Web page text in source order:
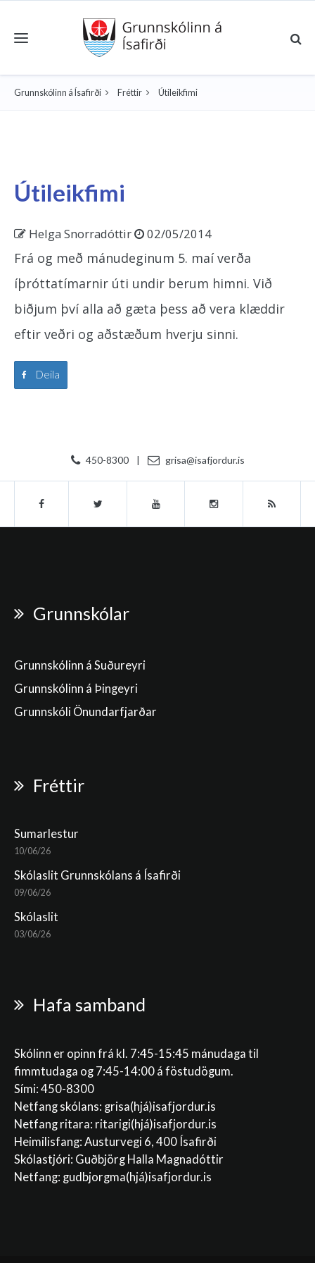
Toggle navigation
Grunnskólinn á Ísafirði Fréttir Útileikfimi
Útileikfimi
Helga Snorradóttir 02/05/2014
Frá og með mánudeginum 5. maí verða
íþróttatímarnir úti undir berum himni. Við
biðjum því alla að gæta þess að vera klæddir
eftir veðri og aðstæðum hverju sinni.
Deila
450-8300 | grisa@isafjordur.is
Grunnskólar
Grunnskólinn á Suðureyri
Grunnskólinn á Þingeyri
Grunnskóli Önundarfjarðar
Fréttir
Sumarlestur
10/06/26
Skólaslit Grunnskólans á Ísafirði
09/06/26
Skólaslit
03/06/26
Hafa samband
Skólinn er opinn frá kl. 7:45-15:45 mánudaga til
fimmtudaga og 7:45-14:00 á föstudögum.
Sími: 450-8300
Netfang skólans: grisa(hjá)isafjordur.is
Netfang ritara: ritarigi(hjá)isafjordur.is
Heimilisfang: Austurvegi 6, 400 Ísafirði
Skólastjóri: Guðbjörg Halla Magnadóttir
Netfang: gudbjorgma(hjá)isafjordur.is